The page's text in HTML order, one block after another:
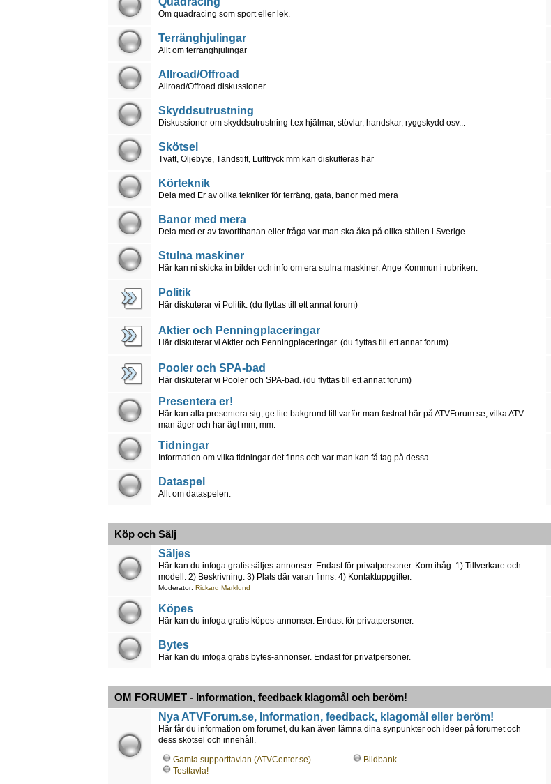
Om quadracing som sport eller lek.
Terränghjulingar
Allt om terränghjulingar
Allroad/Offroad
Allroad/Offroad diskussioner
Skyddsutrustning
Diskussioner om skyddsutrustning t.ex hjälmar, stövlar, handskar, ryggskydd osv...
Skötsel
Tvätt, Oljebyte, Tändstift, Lufttryck mm kan diskutteras här
Körteknik
Dela med Er av olika tekniker för terräng, gata, banor med mera
Banor med mera
Dela med er av favoritbanan eller fråga var man ska åka på olika ställen i Sverige.
Stulna maskiner
Här kan ni skicka in bilder och info om era stulna maskiner. Ange Kommun i rubriken.
Politik
Här diskuterar vi Politik. (du flyttas till ett annat forum)
Aktier och Penningplaceringar
Här diskuterar vi Aktier och Penningplaceringar. (du flyttas till ett annat forum)
Pooler och SPA-bad
Här diskuterar vi Pooler och SPA-bad. (du flyttas till ett annat forum)
Presentera er!
Här kan alla presentera sig, ge lite bakgrund till varför man fastnat här på ATVForum.se, vilka ATV
man äger och har ägt mm, mm.
Tidningar
Information om vilka tidningar det finns och var man kan få tag på dessa.
Dataspel
Allt om dataspelen.
Köp och Sälj
Säljes
Här kan du infoga gratis säljes-annonser. Endast för privatpersoner. Kom ihåg: 1) Tillverkare och
modell. 2) Beskrivning. 3) Plats där varan finns. 4) Kontaktuppgifter.
Moderator: Rickard Marklund
Köpes
Här kan du infoga gratis köpes-annonser. Endast för privatpersoner.
Bytes
Här kan du infoga gratis bytes-annonser. Endast för privatpersoner.
OM FORUMET - Information, feedback klagomål och beröm!
Nya ATVForum.se, Information, feedback, klagomål eller beröm!
Här får du information om forumet, du kan även lämna dina synpunkter och ideer på forumet och
dess skötsel och innehåll.
Gamla supporttavlan (ATVCenter.se)
Testtavla!
Bildbank